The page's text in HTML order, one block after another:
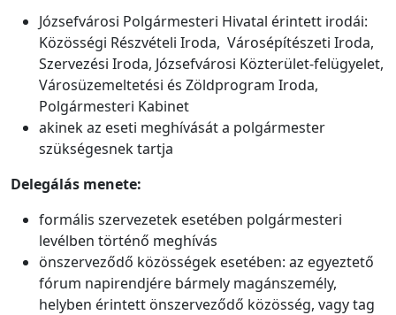
Józsefvárosi Polgármesteri Hivatal érintett irodái:
Közösségi Részvételi Iroda, Városépítészeti Iroda,
Szervezési Iroda, Józsefvárosi Közterület-felügyelet,
Városüzemeltetési és Zöldprogram Iroda,
Polgármesteri Kabinet
akinek az eseti meghívását a polgármester
szükségesnek tartja
Delegálás menete:
formális szervezetek esetében polgármesteri
levélben történő meghívás
önszerveződő közösségek esetében: az egyeztető
fórum napirendjére bármely magánszemély,
helyben érintett önszerveződő közösség, vagy tag